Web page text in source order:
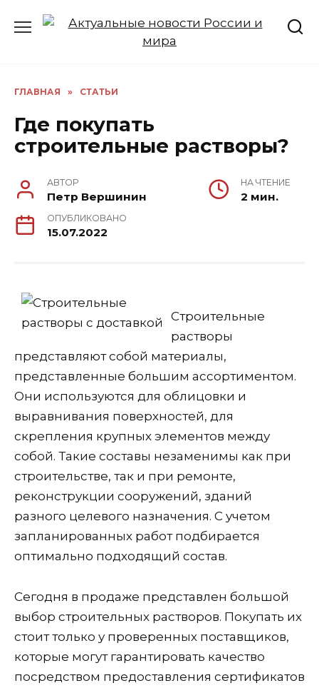
ГЛАВНАЯ » СТАТЬИ
Где покупать
строительные растворы?
АВТОР
Петр Вершинин
НА ЧТЕНИЕ
2 мин.
ОПУБЛИКОВАНО
15.07.2022
Строительные
растворы
представляют собой материалы,
представленные большим ассортиментом.
Они используются для облицовки и
выравнивания поверхностей, для
скрепления крупных элементов между
собой. Такие составы незаменимы как при
строительстве, так и при ремонте,
реконструкции сооружений, зданий
разного целевого назначения. С учетом
запланированных работ подбирается
оптимально подходящий состав.
Сегодня в продаже представлен большой
выбор строительных растворов. Покупать их
стоит только у проверенных поставщиков,
которые могут гарантировать качество
посредством предоставления сертификатов